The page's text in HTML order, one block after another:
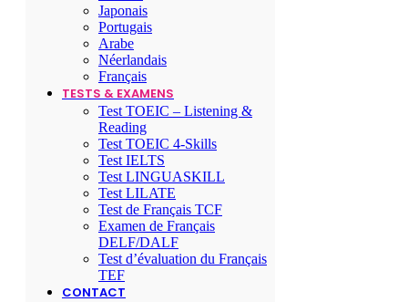
Japonais
Portugais
Arabe
Néerlandais
Français
TESTS & EXAMENS
Test TOEIC – Listening &
Reading
Test TOEIC 4-Skills
Test IELTS
Test LINGUASKILL
Test LILATE
Test de Français TCF
Examen de Français
DELF/DALF
Test d’évaluation du Français
TEF
CONTACT